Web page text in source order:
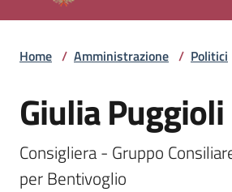
Amministrazione
Novità
Servizi
Home / Amministrazione / Politici
Salta al contenuto
Giulia Puggioli
Consigliera - Gruppo
per Bentivoglio